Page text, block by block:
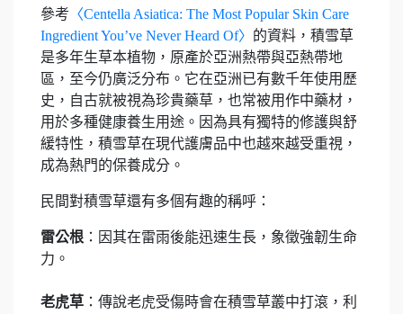
參考 〈Centella Asiatica: The Most Popular Skin Care
Ingredient You’ve Never Heard Of〉 的資料，積雪草
是多年生草本植物，原產於亞洲熱帶與亞熱帶地
區，至今仍廣泛分布。它在亞洲已有數千年使用歷
史，自古就被視為珍貴藥草，也常被用作中藥材，
用於多種健康養生用途。因為具有獨特的修護與舒
緩特性，積雪草在現代護膚品中也越來越受重視，
成為熱門的保養成分。
民間對積雪草還有多個有趣的稱呼：
雷公根 ：因其在雷雨後能迅速生長，象徵強韌生命
力。
老虎草 ：傳說老虎受傷時會在積雪草叢中打滾，利